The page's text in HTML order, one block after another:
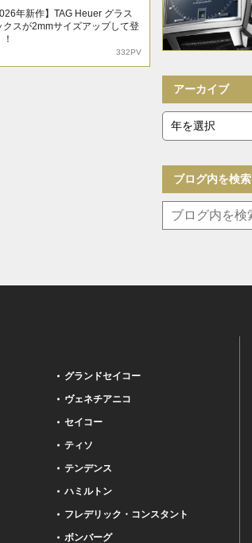
年新作】TAG Heuer グラス
クスが2mmサイズアップして登
332PV
アーカイブ
ブログ内を検索
グランドセイコー
ヴェネチアニコ
セイコー
ティソ
テンデンス
ハミルトン
フレデリック・コンスタント
ボンバーグ